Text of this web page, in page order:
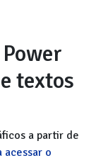
textos
a partir de
acessar o